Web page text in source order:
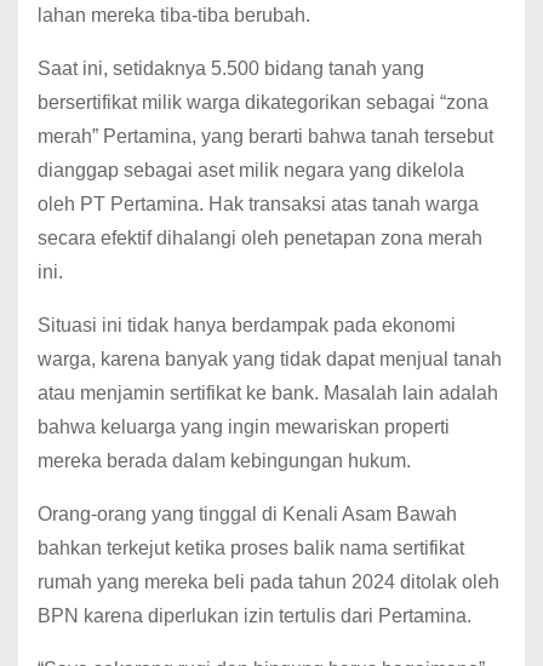
lahan mereka tiba-tiba berubah.
Saat ini, setidaknya 5.500 bidang tanah yang
bersertifikat milik warga dikategorikan sebagai “zona
merah” Pertamina, yang berarti bahwa tanah tersebut
dianggap sebagai aset milik negara yang dikelola
oleh PT Pertamina. Hak transaksi atas tanah warga
secara efektif dihalangi oleh penetapan zona merah
ini.
Situasi ini tidak hanya berdampak pada ekonomi
warga, karena banyak yang tidak dapat menjual tanah
atau menjamin sertifikat ke bank. Masalah lain adalah
bahwa keluarga yang ingin mewariskan properti
mereka berada dalam kebingungan hukum.
Orang-orang yang tinggal di Kenali Asam Bawah
bahkan terkejut ketika proses balik nama sertifikat
rumah yang mereka beli pada tahun 2024 ditolak oleh
BPN karena diperlukan izin tertulis dari Pertamina.